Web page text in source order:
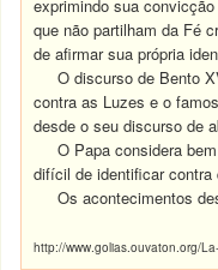
exprimindo sua
que não partilham da Fé
de afirmar sua própria
O discurso de Bento
contra as Luzes e o
desde o seu discurso de
O Papa considera bem
difícil de identificar contra
Os acontecimentos
http://www.golias.ouvaton.org/